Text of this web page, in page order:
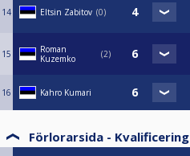
14 Eltsin Zabitov 0
15
Roman
Kuzemko
2
16 Kahro Kumari
Förlorarsida - Kvalificering